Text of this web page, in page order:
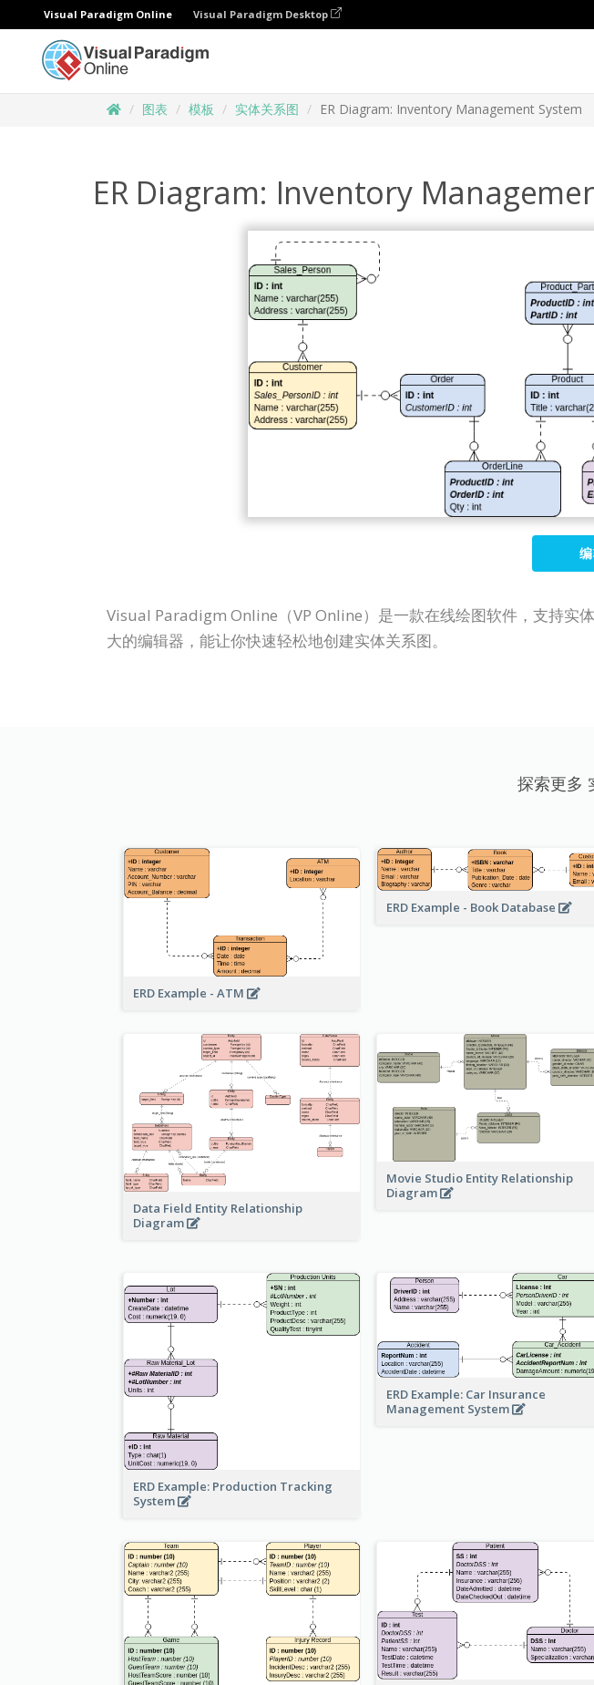
Visual Paradigm Online Visual Paradigm Desktop
图表 模板 实体关系图 ER Diagram: Inventory Management System
ER Diagram: Inventory
Visual Paradigm Online（VP Online）是一款在线绘图软件，支持实
大的编辑器，能让你快速轻松地创建实体关系图。
探索更多
ERD Example - ATM
ERD Example - Book Database
Data Field Entity Relationship
Diagram
Movie Studio Entity Relationship
Diagram
ERD Example: Production Tracking
System
ERD Example: Car Insurance
Management System